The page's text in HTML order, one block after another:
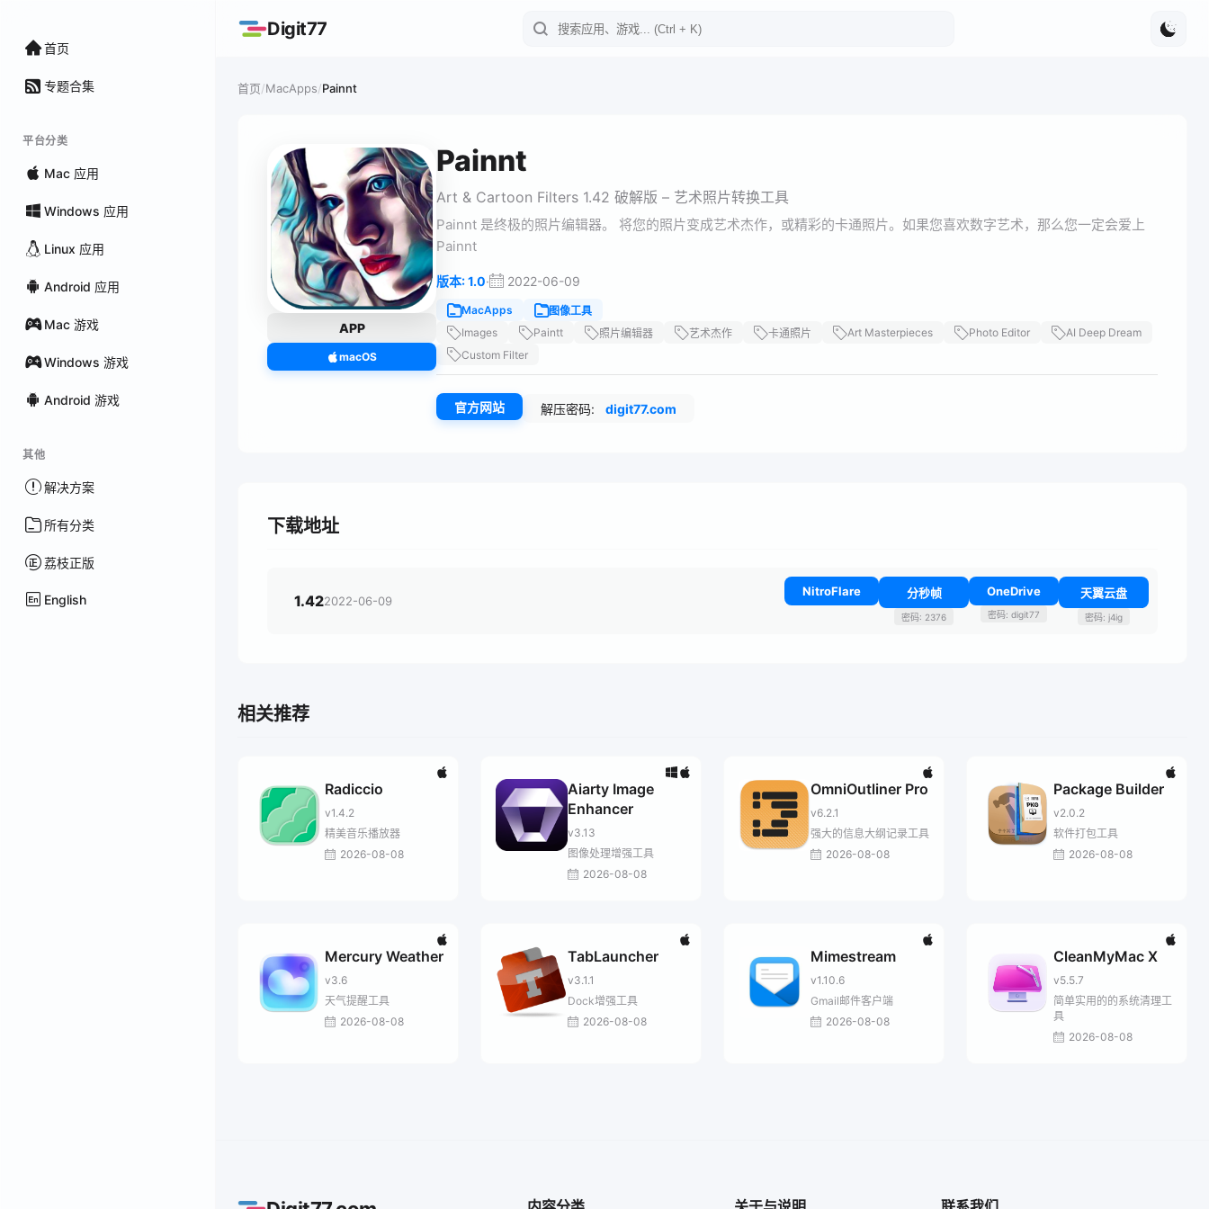
首页
专题合集
平台分类
Mac 应用
Windows 应用
Linux 应用
Android 应用
Mac 游戏
Windows 游戏
Android 游戏
其他
解决方案
所有分类
荔枝正版
English
Digit77
首页/MacApps/Painnt
APP
macOS
Painnt
Art & Cartoon Filters 1.42 破解版 – 艺术照片转换工具
Painnt 是终极的照片编辑器。 将您的照片变成艺术杰作，或精彩的卡通照片。如果您喜欢数字艺术，那么您一定会爱上
Painnt
版本: 1.0· 2022-06-09
MacApps
图像工具
Images
Paintt 照片编辑器 艺术杰作 卡通照片 Art Masterpieces Photo Editor
AI Deep Dream
Custom Filter
官方网站 解压密码: digit77.com
下载地址
1.422022-06-09
NitroFlare 分秒帧
密码: 2376
OneDrive
密码: digit77
天翼云盘
密码: j4ig
相关推荐
Radiccio
v1.4.2
精美音乐播放器
2026-08-08
Aiarty Image
Enhancer
v3.13
图像处理增强工具
2026-08-08
OmniOutliner Pro
v6.2.1
强大的信息大纲记录工具
2026-08-08
Package Builder
v2.0.2
软件打包工具
2026-08-08
Mercury Weather
v3.6
天气提醒工具
2026-08-08
TabLauncher
v3.1.1
Dock增强工具
2026-08-08
Mimestream
v1.10.6
Gmail邮件客户端
2026-08-08
CleanMyMac X
v5.5.7
简单实用的的系统清理工
具
2026-08-08